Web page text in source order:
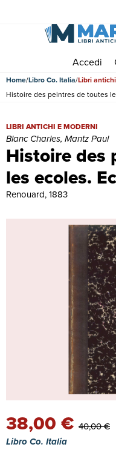
Accedi
Home Libro Co. Italia Libri
Histoire des peintres de toutes
Histoire des
les ecoles.
Histoire des peintres de
LIBRI ANTICHI E MODERNI
Blanc Charles, Mantz Paul
Renouard, 1883
38,00 € 40,00 €
Libro Co. Italia